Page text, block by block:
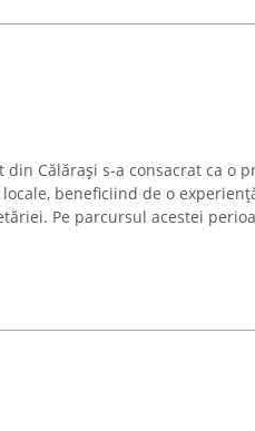
din Călărași s-a consacrat ca o
beneficiind de o
Pe parcursul acestei